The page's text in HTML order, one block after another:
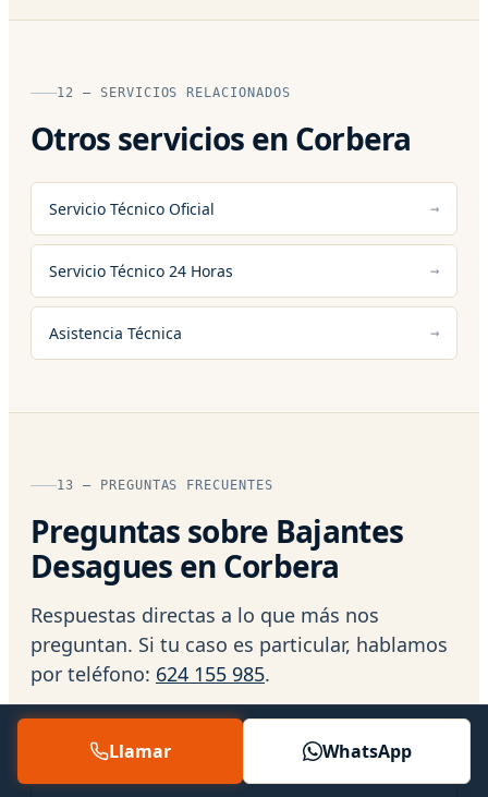
12 — SERVICIOS RELACIONADOS
Otros servicios en Corbera
Servicio Técnico Oficial
Servicio Técnico 24 Horas
Asistencia Técnica
13 — PREGUNTAS FRECUENTES
Preguntas sobre Bajantes
Desagues en Corbera
Respuestas directas a lo que más nos
preguntan. Si tu caso es particular, hablamos
por teléfono: 624 155 985.
¿Emitís factura de la reparación?
Llamar WhatsApp